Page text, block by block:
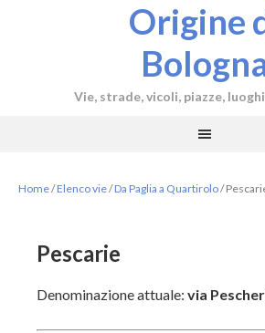
Origine
Vie, strade, vicoli, piazze,
Home/Elenco vie/Da Paglia a Quartirolo/
Pescarie
Denominazione attuale: via